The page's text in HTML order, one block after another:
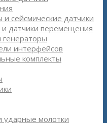
сейсмические датчики
датчики перемещения
интерфейсов
комплекты
ударные молотки